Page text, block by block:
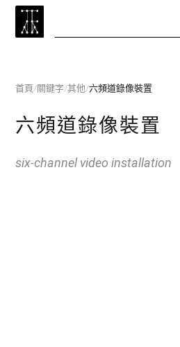
首頁/關鍵字/其他/六頻道錄像裝置
六頻道錄像裝置
six-channel video installation